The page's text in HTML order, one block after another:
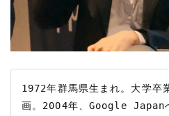
1972年群馬県生まれ。大学卒
画。2004年、Google Japan